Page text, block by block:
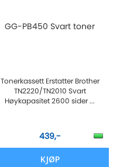
GG-PB450 Svart toner
Tonerkassett Erstatter Brother
TN2220/TN2010 Svart
Høykapasitet 2600 sider ...
439,-
KJØP